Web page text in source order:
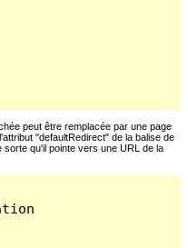
peut être remplacée par une page
"defaultRedirect" de la balise de
qu'il pointe vers une URL de la